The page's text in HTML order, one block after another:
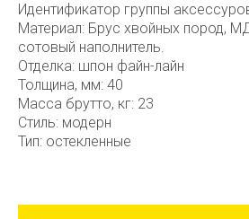
Идентификатор группы
Материал: Брус хвойных пород,
сотовый наполнитель.
Отделка: шпон файн-лайн
Толщина, мм: 40
Масса брутто, кг: 23
Стиль: модерн
Тип: остекленные